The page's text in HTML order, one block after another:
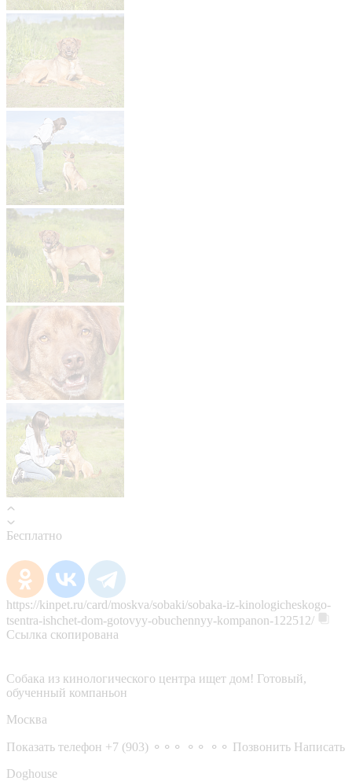
Бесплатно
https://kinpet.ru/card/moskva/sobaki/sobaka-iz-kinologicheskogo-
tsentra-ishchet-dom-gotovyy-obuchennyy-kompanon-122512/
Ссылка скопирована
Собака из кинологического центра ищет дом! Готовый,
обученный компаньон
Москва
Показать телефон +7 (903) ⚬⚬⚬ ⚬⚬ ⚬⚬ Позвонить Написать
Doghouse